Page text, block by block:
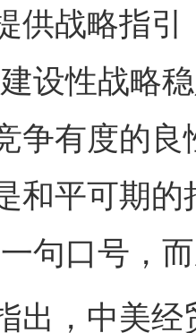
供战略指
设性战略
争有度的
和平可期的
句口号，
，中美经